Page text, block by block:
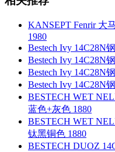
KANSEPT Fenrir 大
1980
Bestech Ivy 14C28N
Bestech Ivy 14C28N
Bestech Ivy 14C28N
Bestech Ivy 14C28N
BESTECH WET
蓝色+灰色 1880
BESTECH WET
钛黑铜色 1880
BESTECH DUOZ